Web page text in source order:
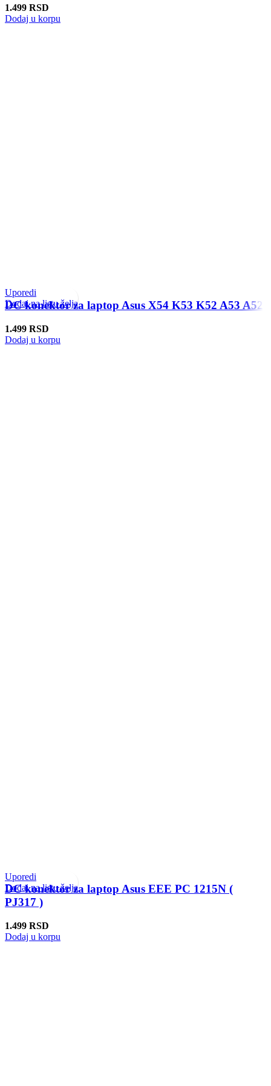
1.499 RSD
Dodaj u korpu
Uporedi
Dodaj na listu želja
DC konektor za laptop Asus X54 K53 K52 A53 A52
1.499 RSD
Dodaj u korpu
Uporedi
Dodaj na listu želja
DC konektor za laptop Asus EEE PC 1215N (
PJ317 )
1.499 RSD
Dodaj u korpu